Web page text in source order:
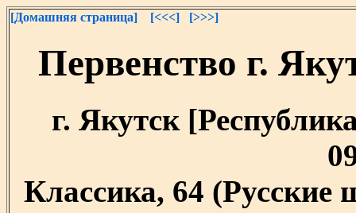
[Домашняя страница] [<<<] [>>>]
Первенство г.
г. Якутск
Классика, 64